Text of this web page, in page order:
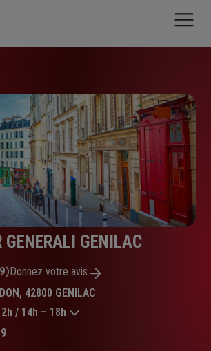
GENERALI GENILAC
Donnez votre avis
42800 GENILAC
Ouvert 09h – 12h / 14h – 18h